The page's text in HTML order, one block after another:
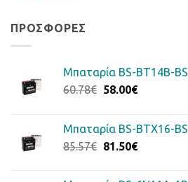
ΠΡΟΣΦΟΡΈΣ
Μπαταρία BS-BT14B-BS
60.78€ Original
60.78€.
58.00€Η
είναι:
58.00€.
Μπαταρία BS-BTX16-BS
85.57€ Original
81.50€Η